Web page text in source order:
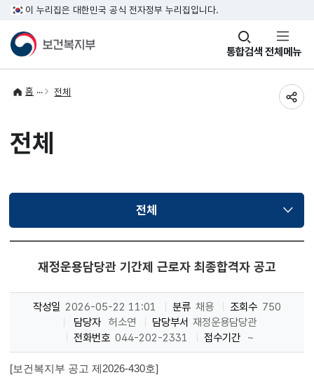
이 누리집은 대한민국 공식 전자정부 누리집입니다.
통합검색
창
열기 전체메뉴
홈 전체
전체
전체선택됨
재정운용담당관 기간제 근로자 최종합격자 공고
작성일 2026-05-22 11:01 분류 채용 조회수 750
담당자 허소연 담당부서 재정운용담당관
전화번호 044-202-2331 접수기간 ~
[보건복지부 공고 제2026-430호]